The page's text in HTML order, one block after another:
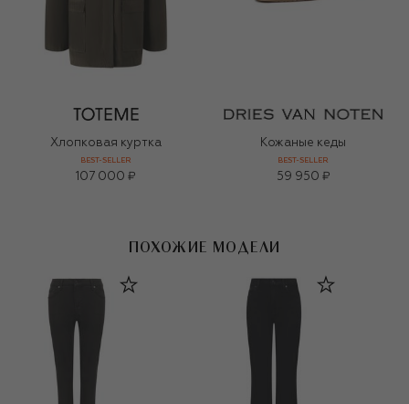
Хлопковая куртка
BEST-SELLER
107 000 ₽
Кожаные кеды
BEST-SELLER
59 950 ₽
ПОХОЖИЕ МОДЕЛИ